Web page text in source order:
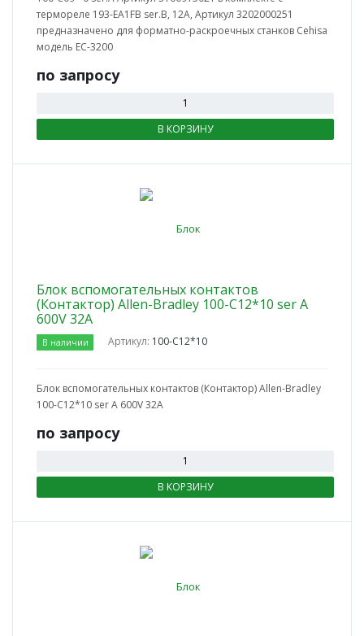
термореле 193-EA1FB ser.B, 12A, Артикул 3202000251
предназначено для форматно-раскроечных станков Cehisa
модель EC-3200
по запросу
В КОРЗИНУ
Блок вспомогательных контактов
(Контактор) Allen-Bradley 100-С12*10 ser А
600V 32A
В наличии Артикул: 100-С12*10
Блок вспомогательных контактов (Контактор) Allen-Bradley
100-С12*10 ser А 600V 32A
по запросу
В КОРЗИНУ